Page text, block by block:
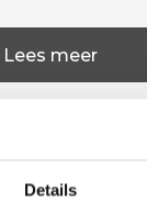
Details
Lees meer